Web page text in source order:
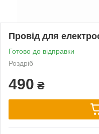
Провід для
Готово до відправки
Роздріб
490 ₴